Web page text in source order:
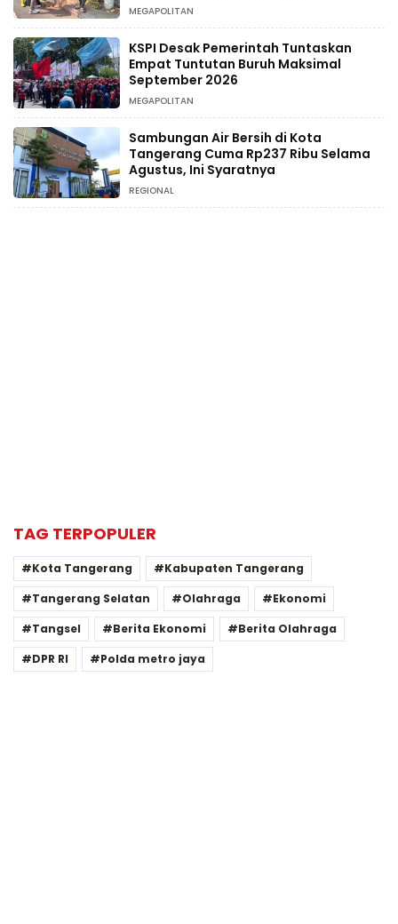
MEGAPOLITAN
KSPI Desak Pemerintah Tuntaskan
Empat Tuntutan Buruh Maksimal
September 2026
MEGAPOLITAN
Sambungan Air Bersih di Kota
Tangerang Cuma Rp237 Ribu Selama
Agustus, Ini Syaratnya
REGIONAL
TAG TERPOPULER
Kota Tangerang
Kabupaten Tangerang
Tangerang Selatan
Olahraga
Ekonomi
Tangsel
Berita Ekonomi
Berita Olahraga
DPR RI
Polda metro jaya